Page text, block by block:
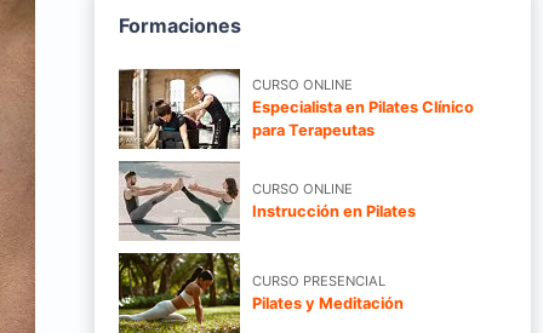
Formaciones
CURSO ONLINE
Especialista en Pilates Clínico
para Terapeutas
CURSO ONLINE
Instrucción en Pilates
CURSO PRESENCIAL
Pilates y Meditación